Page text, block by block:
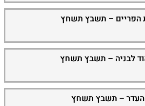
הפריים – תשבץ תשחץ
לבניה – תשבץ תשחץ
העדר – תשבץ תשחץ